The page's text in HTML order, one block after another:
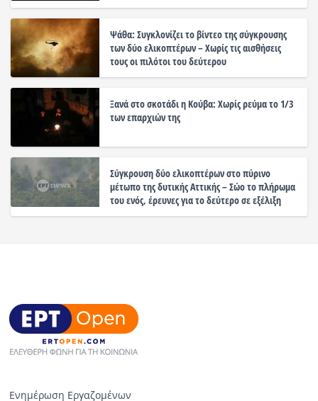
Ψάθα: Συγκλονίζει το βίντεο της σύγκρουσης
των δύο ελικοπτέρων – Χωρίς τις αισθήσεις
τους οι πιλότοι του δεύτερου
Ξανά στο σκοτάδι η Κούβα: Χωρίς ρεύμα το 1/3
των επαρχιών της
Σύγκρουση δύο ελικοπτέρων στο πύρινο
μέτωπο της δυτικής Αττικής – Σώο το πλήρωμα
του ενός, έρευνες για το δεύτερο σε εξέλιξη
Ενημέρωση Εργαζομένων